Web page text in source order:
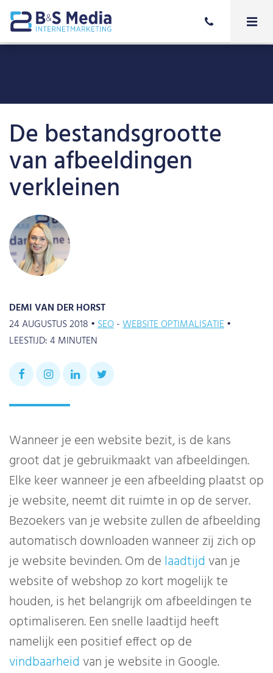
De bestandsgrootte
van afbeeldingen
verkleinen
DEMI VAN DER HORST
24 AUGUSTUS 2018 •SEO WEBSITE OPTIMALISATIE•
LEESTIJD:4MINUTEN
Wanneer je een website bezit, is de kans
groot dat je gebruikmaakt van afbeeldingen.
Elke keer wanneer je een afbeelding plaatst op
je website, neemt dit ruimte in op de server.
Bezoekers van je website zullen de afbeelding
automatisch downloaden wanneer zij zich op
je website bevinden. Om de laadtijd van je
website of webshop zo kort mogelijk te
houden, is het belangrijk om afbeeldingen te
optimaliseren. Een snelle laadtijd heeft
namelijk een positief effect op de
vindbaarheid van je website in Google.